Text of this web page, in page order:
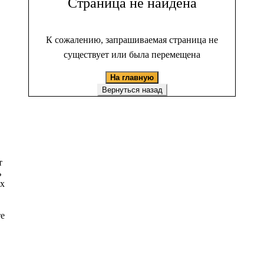
К сожалению, запрашиваемая страница не
существует или была перемещена
На главную
Вернуться назад